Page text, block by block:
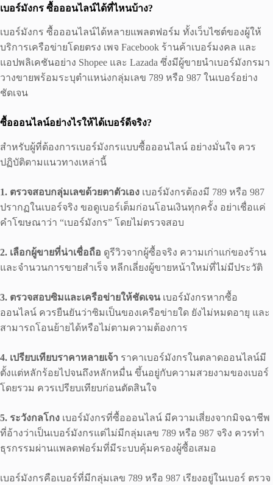
เบอร์มังกร ซื้อออนไลน์ได้ที่ไหนบ้าง?
เบอร์มังกร ซื้อออนไลน์ได้หลายแพลตฟอร์ม ทั้งเว็บไซต์ของผู้ให้
บริการเครือข่ายโดยตรง เพจ Facebook ร้านค้าเบอร์มงคล และ
แอปพลิเคชันอย่าง Shopee และ Lazada ซึ่งมีผู้ขายนำเบอร์มังกรมา
วางขายพร้อมระบุตำแหน่งกลุ่มเลข 789 หรือ 987 ในเบอร์อย่าง
ชัดเจน
ซื้อออนไลน์อย่างไรให้ได้เบอร์ดีจริง?
สำหรับผู้ที่ต้องการเบอร์มังกรแบบซื้อออนไลน์ อย่างมั่นใจ ควร
ปฏิบัติตามแนวทางเหล่านี้
1. ตรวจสอบกลุ่มเลขด้วยตาตัวเอง เบอร์มังกรต้องมี 789 หรือ 987
ปรากฏในเบอร์จริง ขอดูเบอร์เต็มก่อนโอนเงินทุกครั้ง อย่าเชื่อแค่
คำโฆษณาว่า “เบอร์มังกร” โดยไม่ตรวจสอบ
2. เลือกผู้ขายที่น่าเชื่อถือ ดูรีวิวจากผู้ซื้อจริง ความเก่าแก่ของร้าน
และจำนวนการขายสำเร็จ หลีกเลี่ยงผู้ขายหน้าใหม่ที่ไม่มีประวัติ
3. ตรวจสอบซิมและเครือข่ายให้ชัดเจนเบอร์มังกรหากซื้อ
ออนไลน์ ควรยืนยันว่าซิมเป็นของเครือข่ายใด ยังไม่หมดอายุ และ
สามารถโอนย้ายได้หรือไม่ตามความต้องการ
4. เปรียบเทียบราคาหลายเจ้า ราคาเบอร์มังกรในตลาดออนไลน์มี
ตั้งแต่หลักร้อยไปจนถึงหลักหมื่น ขึ้นอยู่กับความสวยงามของเบอร์
โดยรวม ควรเปรียบเทียบก่อนตัดสินใจ
5. ระวังกลโกง เบอร์มังกรที่ซื้อออนไลน์ มีความเสี่ยงจากมิจฉาชีพ
ที่อ้างว่าเป็นเบอร์มังกรแต่ไม่มีกลุ่มเลข 789 หรือ 987 จริง ควรทำ
ธุรกรรมผ่านแพลตฟอร์มที่มีระบบคุ้มครองผู้ซื้อเสมอ
เบอร์มังกรคือเบอร์ที่มีกลุ่มเลข 789 หรือ 987 เรียงอยู่ในเบอร์ ตรวจ